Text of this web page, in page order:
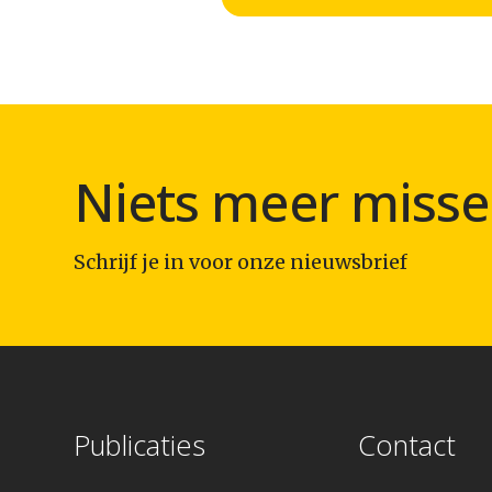
Niets meer
Schrijf je in voor onze nieuwsbrief
Publicaties Contact